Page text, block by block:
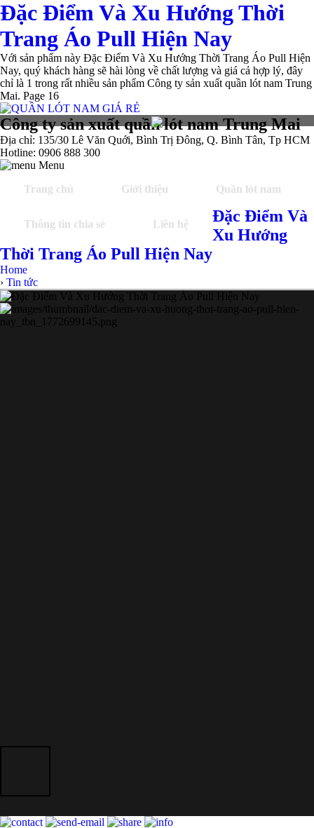
Đặc Điểm Và Xu Hướng Thời
Trang Áo Pull Hiện Nay
Với sản phẩm này Đặc Điểm Và Xu Hướng Thời Trang Áo Pull Hiện
Nay, quý khách hàng sẽ hài lòng về chất lượng và giá cả hợp lý, đây
chỉ là 1 trong rất nhiều sản phẩm Công ty sản xuất quần lót nam Trung
Mai. Page 16
Công ty sản xuất quần lót nam Trung Mai
Địa chỉ: 135/30 Lê Văn Quới, Bình Trị Đông, Q. Bình Tân, Tp HCM
Hotline: 0906 888 300
Menu
Trang chủ
Giới thiệu Quần lót nam
Thông tin chia sẻ Liên hệ
Đặc Điểm Và
Xu Hướng
Thời Trang Áo Pull Hiện Nay
Home
› Tin tức